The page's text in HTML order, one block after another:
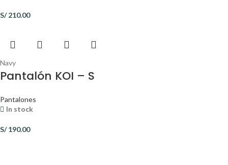
S/210.00
Navy
Pantalón KOI – S
Pantalones
In stock
S/190.00